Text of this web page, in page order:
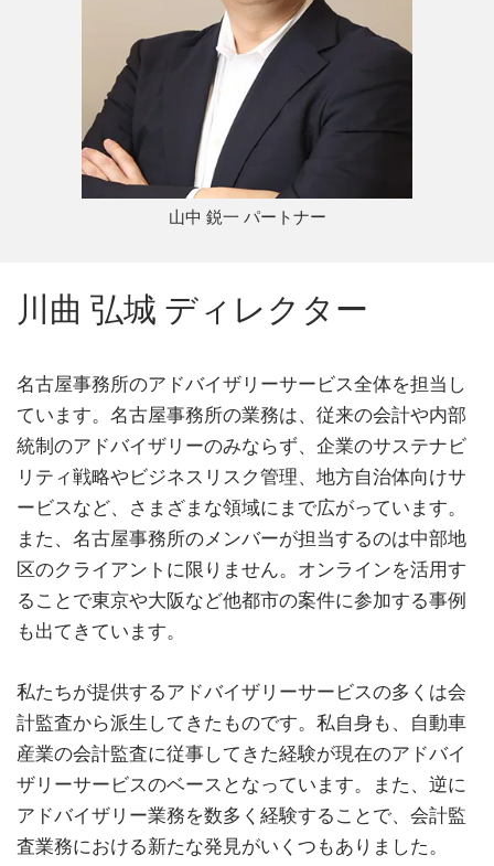
山中 鋭一 パートナー
川曲 弘城 ディレクター
名古屋事務所のアドバイザリーサービス全体を担当し
ています。名古屋事務所の業務は、従来の会計や内部
統制のアドバイザリーのみならず、企業のサステナビ
リティ戦略やビジネスリスク管理、地方自治体向けサ
ービスなど、さまざまな領域にまで広がっています。
また、名古屋事務所のメンバーが担当するのは中部地
区のクライアントに限りません。オンラインを活用す
ることで東京や大阪など他都市の案件に参加する事例
も出てきています。
私たちが提供するアドバイザリーサービスの多くは会
計監査から派生してきたものです。私自身も、自動車
産業の会計監査に従事してきた経験が現在のアドバイ
ザリーサービスのベースとなっています。また、逆に
アドバイザリー業務を数多く経験することで、会計監
査業務における新たな発見がいくつもありました。